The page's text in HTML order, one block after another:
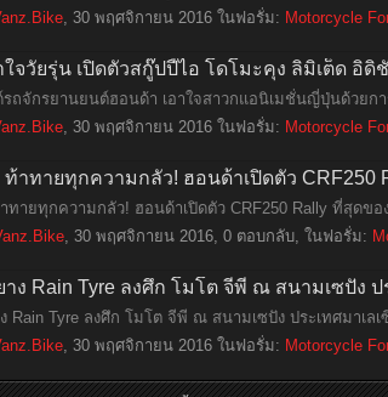
, 30 พฤศจิกายน 2016 ในฟอรั่ม: Motorcycle
ใจวัยรุ่น เปิดตัวสกู๊ปปี้ไอ โดโมะคุง ลิมิเต็ด อิ
รถจักรยานยนต์ฮอนด้า เอาใจสาวกแอนิเมชั่นญี่ปุ่นด้วย
, 30 พฤศจิกายน 2016 ในฟอรั่ม: Motorcycle
าทายทุกความกลัว! ฮอนด้าเปิดตัว CRF250
ทายทุกความกลัว! ฮอนด้าเปิดตัว CRF250 Rally ที่สุดข
, 30 พฤศจิกายน 2016, 0 ตอบกลับ, ในฟอรั่ม:
ง Rain Tyre ลงศึก โมโต จีพี ณ สนามเซปัง
Rain Tyre ลงศึก โมโต จีพี ณ สนามเซปัง ประเทศมาเ
, 30 พฤศจิกายน 2016 ในฟอรั่ม: Motorcycle